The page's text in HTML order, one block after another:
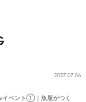
2027.07.06
イベント①｜魚屋がつく